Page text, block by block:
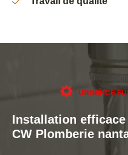
URGENCE
Installation
CW Plomberie